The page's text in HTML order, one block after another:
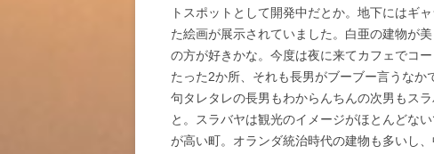
トスポットとして開発中だとか。地下にはギ
た絵画が展示されていました。白亜の建物が
の方が好きかな。今度は夜に来てカフェでコ
たった2か所、それも長男がブーブー言うな
句タレタレの長男もわからんちんの次男もス
と。スラバヤは観光のイメージがほとんどな
が高い町。オランダ統治時代の建物も多いし